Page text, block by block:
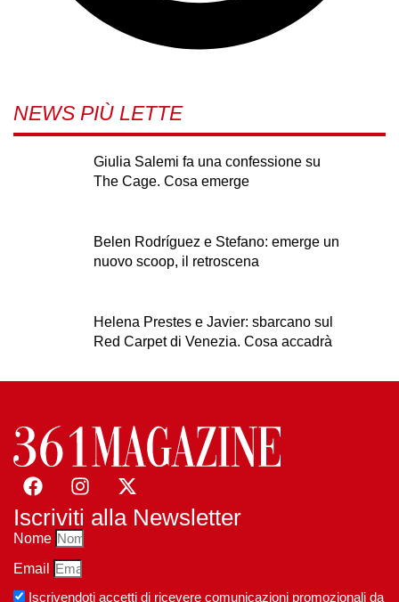
NEWS PIÙ LETTE
Giulia Salemi fa una confessione su
The Cage. Cosa emerge
Belen Rodríguez e Stefano: emerge un
nuovo scoop, il retroscena
Helena Prestes e Javier: sbarcano sul
Red Carpet di Venezia. Cosa accadrà
Iscriviti alla Newsletter
Nome
Email
Iscrivendoti accetti di ricevere comunicazioni promozionali da